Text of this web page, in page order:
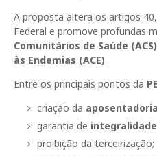
A proposta altera os artigos
Federal e promove profundas
Comunitários de Saúde (ACS)
às Endemias (ACE).
Entre os principais pontos da
criação da
garantia de
proibição da terceirização;